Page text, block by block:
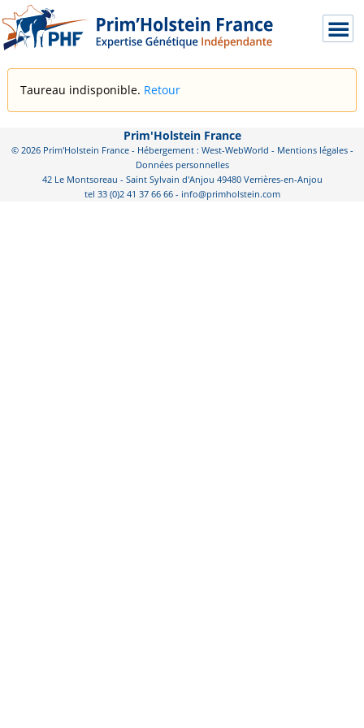
Taureau indisponible. Retour
Prim'Holstein France
© 2026 Prim'Holstein France - Hébergement : West-WebWorld - Mentions légales-
Données personnelles
42 Le Montsoreau - Saint Sylvain d'Anjou 49480 Verrières-en-Anjou
tel 33 (0)2 41 37 66 66 - info@primholstein.com